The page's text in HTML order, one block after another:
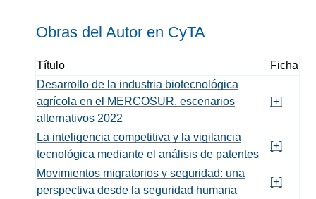
Obras del Autor en CyTA
Título
Ficha
Desarrollo de la industria biotecnológica
agrícola en el MERCOSUR, escenarios
alternativos 2022
[+]
La inteligencia competitiva y la vigilancia
tecnológica mediante el análisis de patentes
[+]
Movimientos migratorios y seguridad: una
perspectiva desde la seguridad humana
[+]